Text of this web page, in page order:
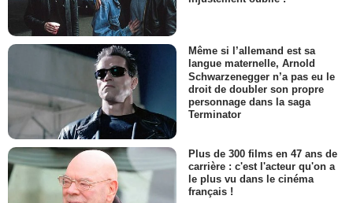
Même si l’allemand est sa
langue maternelle, Arnold
Schwarzenegger n’a pas eu le
droit de doubler son propre
personnage dans la saga
Terminator
Plus de 300 films en 47 ans de
carrière : c'est l'acteur qu'on a
le plus vu dans le cinéma
français !